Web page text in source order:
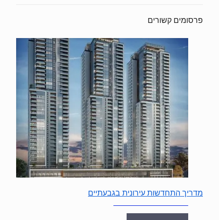
פרסומים קשורים
מדריך התחדשות עירונית בגבעתיים